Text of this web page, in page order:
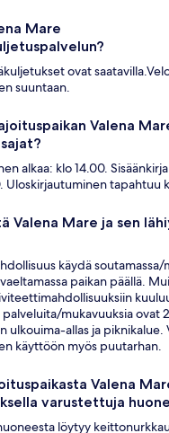
Mare
ovat
suuntaan.
Valena
alkaa: klo 14.00.
Uloskirjautuminen tapahtuu
Valena Mare ja sen
käydä soutamassa/
paikan päällä.
palveluita/mukavuuksia ovat
ulkouima-allas ja piknikalue.
käyttöön myös puutarhan.
Valena
varustettuja
löytyy